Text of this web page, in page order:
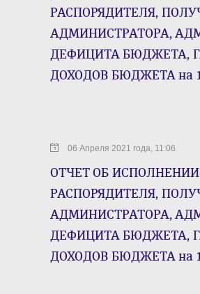
РАСПОРЯДИТЕЛЯ,
АДМИНИСТРАТОРА,
ДЕФИЦИТА БЮДЖЕТА,
ДОХОДОВ БЮДЖЕТА на 1
06 Апреля 2021 года, 11:06
ОТЧЕТ ОБ
РАСПОРЯДИТЕЛЯ,
АДМИНИСТРАТОРА,
ДЕФИЦИТА БЮДЖЕТА,
ДОХОДОВ БЮДЖЕТА на 1